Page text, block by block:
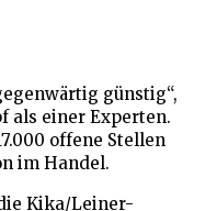
günstig“,
als einer Experten.
offene Stellen
im Handel.
Kika/Leiner-